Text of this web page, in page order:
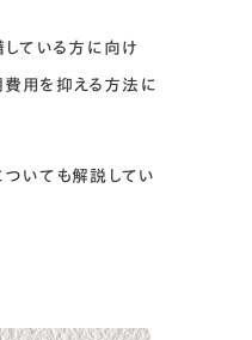
している方に向け
用を抑える方法に
いても解説してい